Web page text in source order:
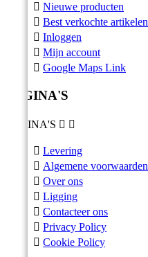
 Nieuwe producten
 Best verkochte artikelen
 Inloggen
 Mijn account
 Google Maps Link
PAGINA'S
PAGINA'S  
 Levering
 Algemene voorwaarden
 Over ons
 Ligging
 Contacteer ons
 Privacy Policy
 Cookie Policy